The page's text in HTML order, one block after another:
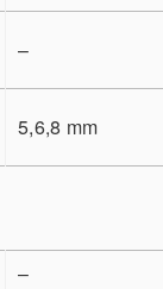
–
5,6,8 mm
–